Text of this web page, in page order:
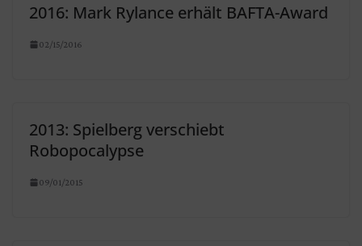
2016: Mark Rylance erhält BAFTA-Award
02/15/2016
2013: Spielberg verschiebt
Robopocalypse
09/01/2015